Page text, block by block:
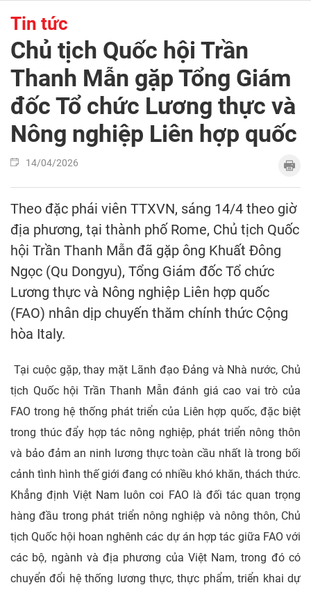
Tin tức
Chủ tịch Quốc hội Trần
Thanh Mẫn gặp Tổng Giám
đốc Tổ chức Lương thực và
Nông nghiệp Liên hợp quốc
14/04/2026
Theo đặc phái viên TTXVN, sáng 14/4 theo giờ
địa phương, tại thành phố Rome, Chủ tịch Quốc
hội Trần Thanh Mẫn đã gặp ông Khuất Đông
Ngọc (Qu Dongyu), Tổng Giám đốc Tổ chức
Lương thực và Nông nghiệp Liên hợp quốc
(FAO) nhân dịp chuyến thăm chính thức Cộng
hòa Italy.
Tại cuộc gặp, thay mặt Lãnh đạo Đảng và Nhà nước, Chủ
tịch Quốc hội Trần Thanh Mẫn đánh giá cao vai trò của
FAO trong hệ thống phát triển của Liên hợp quốc, đặc biệt
trong thúc đẩy hợp tác nông nghiệp, phát triển nông thôn
và bảo đảm an ninh lương thực toàn cầu nhất là trong bối
cảnh tình hình thế giới đang có nhiều khó khăn, thách thức.
Khẳng định Việt Nam luôn coi FAO là đối tác quan trọng
hàng đầu trong phát triển nông nghiệp và nông thôn, Chủ
tịch Quốc hội hoan nghênh các dự án hợp tác giữa FAO với
các bộ, ngành và địa phương của Việt Nam, trong đó có
chuyển đổi hệ thống lương thực, thực phẩm, triển khai dự